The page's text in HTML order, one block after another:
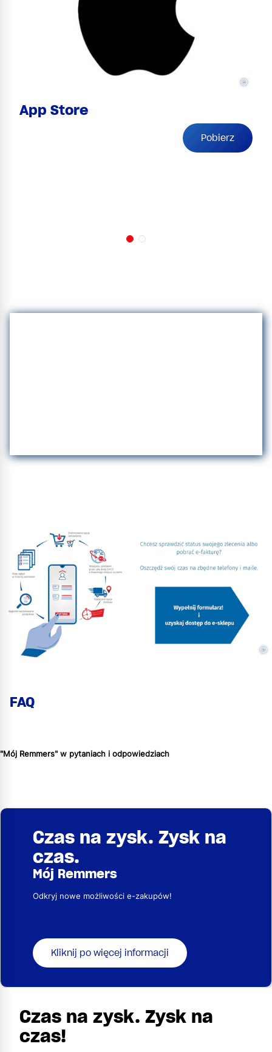
App Store
Pobierz
©
©
FAQ
"Mój Remmers" w pytaniach i odpowiedziach
Czas na zysk. Zysk na
czas.
Mój Remmers
Odkryj nowe możliwości e-zakupów!
Kliknij po więcej informacji
Czas na zysk. Zysk na
czas!